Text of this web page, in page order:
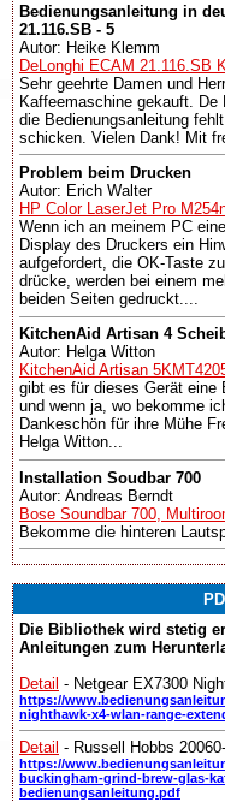
Bedienungsanleitung in
21.116.SB - 5
Autor: Heike Klemm
DeLonghi ECAM 21.116.SB
Sehr geehrte Damen und
Kaffeemaschine gekauft.
die Bedienungsanleitung
schicken. Vielen Dank! Mit
Problem beim Drucken
Autor: Erich Walter
HP Color LaserJet Pro
Wenn ich an meinem PC
Display des Druckers ein
aufgefordert, die OK-Taste
drücke, werden bei einem
beiden Seiten gedruckt....
KitchenAid Artisan 4
Autor: Helga Witton
KitchenAid Artisan
gibt es für dieses Gerät eine
und wenn ja, wo bekomme
Dankeschön für ihre Mühe
Helga Witton...
Installation Soudbar 700
Autor: Andreas Berndt
Bose Soundbar 700,
Bekomme die hinteren
Die Bibliothek wird stetig
Anleitungen zum
Detail - Netgear EX7300
https://
nighthawk-x4-wlan-range-
Detail - Russell Hobbs
https://
buckingham-grind-brew-glas-
bedienungsanleitung.pdf